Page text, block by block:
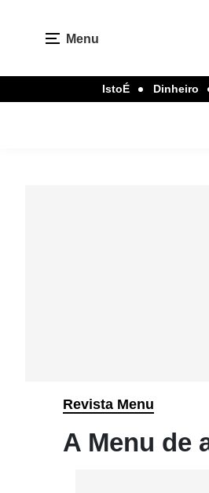
Menu
IstoÉ Dinheiro
Revista Menu
A Menu de